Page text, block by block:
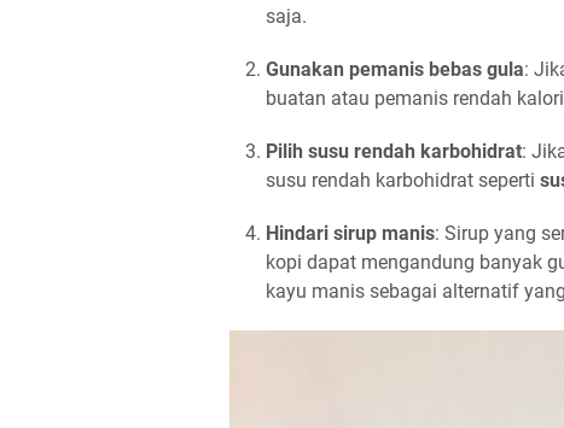
saja.
Gunakan pemanis bebas gula:
buatan atau pemanis rendah
Pilih susu rendah karbohidrat:
susu rendah karbohidrat seperti
Hindari sirup manis: Sirup yang
kopi dapat mengandung banyak
kayu manis sebagai alternatif